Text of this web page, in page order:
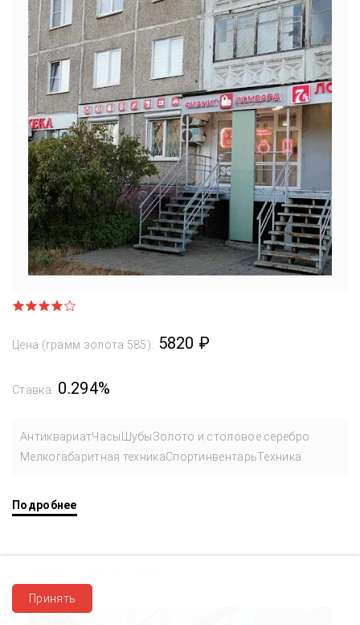
Цена (грамм золота 585): 5820 ₽
Ставка: 0.294%
АнтиквариатЧасы ШубыЗолото и столовое серебро
Мелкогабаритная техникаСпортинвентарьТехника
Подробнее
Принять